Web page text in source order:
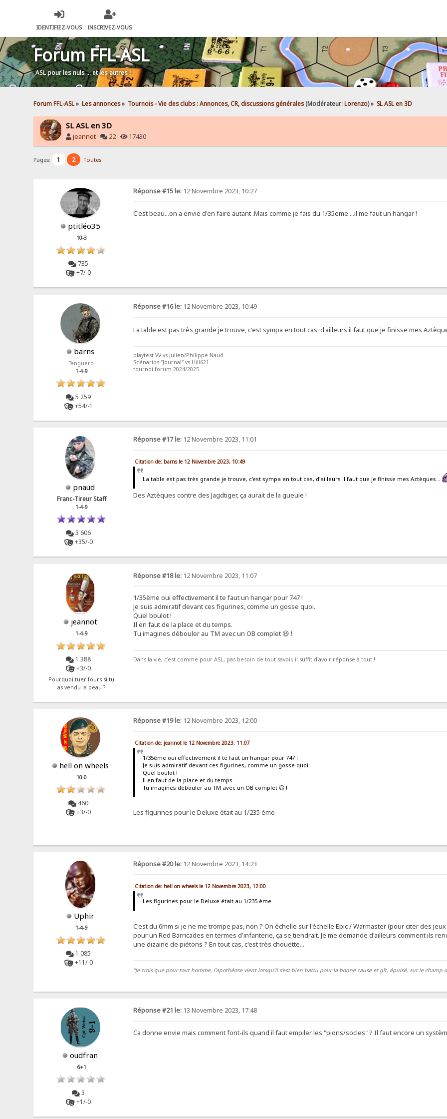
IDENTIFIEZ-VOUS INSCRIVEZ-VOUS
Forum FFL-ASL
ASL pour les nuls … et les autres !
Forum FFL-ASL» Les annonces» Tournois - Vie des clubs : Annonces, CR, discussions générales(Modérateur:Lorenzo) » SL ASL en 3D
SL ASL en 3D
jeannot · 22 · 17430
Pages: 1 2 Toutes
ptitléo35
10-3
735
+7/-0
Réponse #15 le:12 Novembre 2023, 10:27
C'est beau...on a envie d'en faire autant .Mais comme je fais du 1/35eme ...il me faut un hangar !
barns
Tanguero
1-4-9
5 259
+54/-1
Réponse #16 le:12 Novembre 2023, 10:49
La table est pas très grande je trouve, c'est sympa en tout cas, d'ailleurs il faut que je finisse mes
playtest VV vs Julien/Philippe Naud
Scénarios "Journal" vs Hill621
tournoi forum 2024/2025
pnaud
Franc-Tireur Staff
1-4-9
3 606
+35/-0
Réponse #17 le:12 Novembre 2023, 11:01
Citation de: barns le 12 Novembre 2023, 10:49
La table est pas très grande je trouve, c'est sympa en tout cas, d'ailleurs il faut que je finisse mes Aztèques...
Des Aztèques contre des Jagdtiger, ça aurait de la gueule !
jeannot
1-4-9
1 388
+3/-0
Pourquoi tuer l'ours si tu
as vendu la peau ?
Réponse #18 le:12 Novembre 2023, 11:07
1/35ème oui effectivement il te faut un hangar pour 747 !
Je suis admiratif devant ces figurines, comme un gosse quoi.
Quel boulot !
Il en faut de la place et du temps.
Tu imagines débouler au TM avec un OB complet 😃 !
Dans la vie, c'est comme pour ASL, pas besoin de tout savoir, il suffit d'avoir réponse à tout !
hell on wheels
10-0
460
+3/-0
Réponse #19 le:12 Novembre 2023, 12:00
Citation de: jeannot le 12 Novembre 2023, 11:07
1/35ème oui effectivement il te faut un hangar pour 747 !
Je suis admiratif devant ces figurines, comme un gosse quoi.
Quel boulot !
Il en faut de la place et du temps.
Tu imagines débouler au TM avec un OB complet 😃 !
Les figurines pour le Deluxe était au 1/235 ème
Uphir
1-4-9
1 085
+11/-0
Réponse #20 le:12 Novembre 2023, 14:23
Citation de: hell on wheels le 12 Novembre 2023, 12:00
Les figurines pour le Deluxe était au 1/235 ème
C'est du 6mm si je ne me trompe pas, non ? On échelle sur l'échelle Epic / Warmaster (pour citer des
pour un Red Barricades en termes d'infanterie, ça se tiendrait. Je me demande d'ailleurs comment ils
une dizaine de piétons ? En tout cas, c'est très chouette...
"Je crois que pour tout homme, l’apothéose vient lorsqu’il s’est bien battu pour la bonne cause et gît, épuisé, sur le
oudfran
6+1
3
+1/-0
Réponse #21 le:13 Novembre 2023, 17:48
Ca donne envie mais comment font-ils quand il faut empiler les "pions/socles" ? Il faut encore un